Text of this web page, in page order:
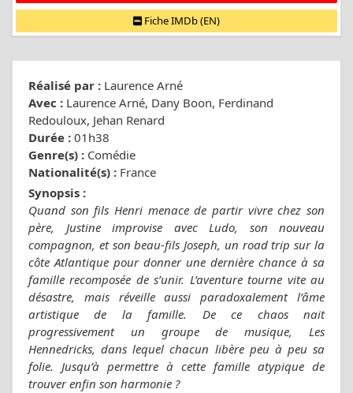
Fiche IMDb (EN)
Réalisé par : Laurence Arné
Avec : Laurence Arné, Dany Boon, Ferdinand
Redouloux, Jehan Renard
Durée : 01h38
Genre(s) : Comédie
Nationalité(s) : France
Synopsis :
Quand son fils Henri menace de partir vivre chez son
père, Justine improvise avec Ludo, son nouveau
compagnon, et son beau-fils Joseph, un road trip sur la
côte Atlantique pour donner une dernière chance à sa
famille recomposée de s’unir. L’aventure tourne vite au
désastre, mais réveille aussi paradoxalement l’âme
artistique de la famille. De ce chaos nait
progressivement un groupe de musique, Les
Hennedricks, dans lequel chacun libère peu à peu sa
folie. Jusqu’à permettre à cette famille atypique de
trouver enfin son harmonie ?